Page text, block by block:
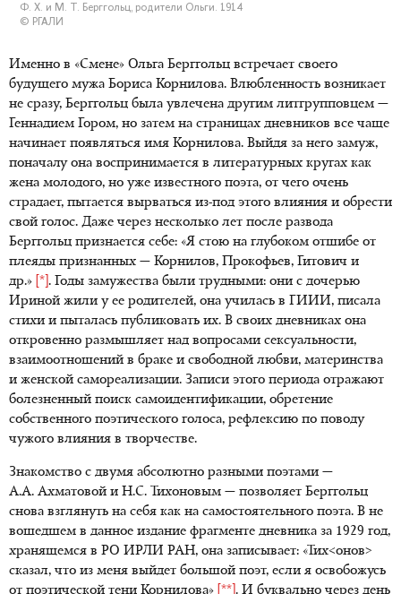
Ф. Х. и М. Т. Берггольц, родители Ольги. 1914
© РГАЛИ
Именно в «Смене» Ольга Берггольц встречает своего
будущего мужа Бориса Корнилова. Влюбленность возникает
не сразу, Берггольц была увлечена другим литгрупповцем —
Геннадием Гором, но затем на страницах дневников все чаще
начинает появляться имя Корнилова. Выйдя за него замуж,
поначалу она воспринимается в литературных кругах как
жена молодого, но уже известного поэта, от чего очень
страдает, пытается вырваться из-под этого влияния и обрести
свой голос. Даже через несколько лет после развода
Берггольц признается себе: «Я стою на глубоком отшибе от
плеяды признанных — Корнилов, Прокофьев, Гитович и
др.» [*] . Годы замужества были трудными: они с дочерью
Ириной жили у ее родителей, она училась в ГИИИ, писала
стихи и пыталась публиковать их. В своих дневниках она
откровенно размышляет над вопросами сексуальности,
взаимоотношений в браке и свободной любви, материнства
и женской самореализации. Записи этого периода отражают
болезненный поиск самоидентификации, обретение
собственного поэтического голоса, рефлексию по поводу
чужого влияния в творчестве.
Знакомство с двумя абсолютно разными поэтами —
А.А. Ахматовой и Н.С. Тихоновым — позволяет Берггольц
снова взглянуть на себя как на самостоятельного поэта. В не
вошедшем в данное издание фрагменте дневника за 1929 год,
хранящемся в РО ИРЛИ РАН, она записывает: «Тих<онов>
сказал, что из меня выйдет большой поэт, если я освобожусь
от поэтической тени Корнилова» [**] . И буквально через день